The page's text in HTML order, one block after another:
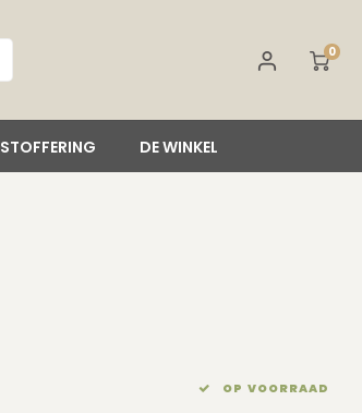
0
STOFFERING DE WINKEL
OP VOORRAAD